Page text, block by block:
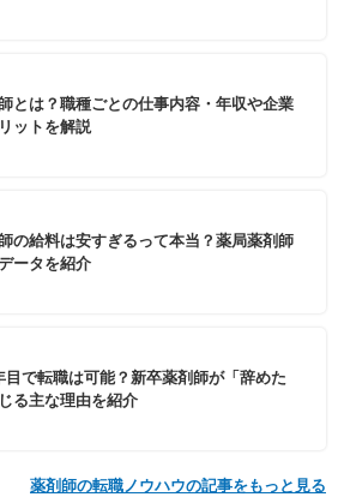
とは？職種ごとの仕事内容・年収や企業
ットを解説
の給料は安すぎるって本当？薬局薬剤師
ータを紹介
目で転職は可能？新卒薬剤師が「辞めた
る主な理由を紹介
薬剤師の転職ノウハウの記事をもっと見る